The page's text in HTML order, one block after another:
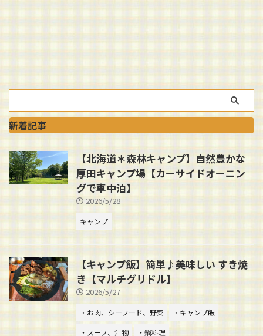
新着記事
【北海道＊森林キャンプ】自然豊かな
厚田キャンプ場【カーサイドオーニン
グで車中泊】
2026/5/28
キャンプ
【キャンプ飯】簡単♪美味しい すき焼
き【マルチグリドル】
2026/5/27
・お肉、シーフード、野菜
・キャンプ飯
・スープ、汁物
・鍋料理